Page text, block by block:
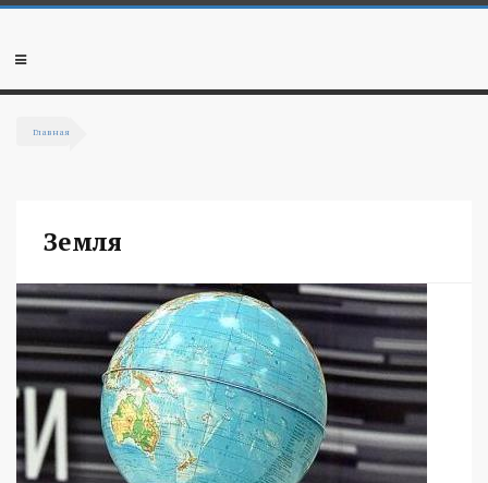
Перейти к основному содержанию
Мобильное
Главная
Земля